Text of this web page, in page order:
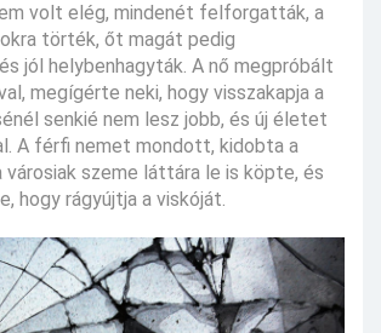
volt elég, mindenét felforgatták, a
törték, őt magát pedig
jól helybenhagyták. A nő megpróbált
megígérte neki, hogy visszakapja a
senkié nem lesz jobb, és új életet
A férfi nemet mondott, kidobta a
városiak szeme láttára le is köpte, és
hogy rágyújtja a viskóját.